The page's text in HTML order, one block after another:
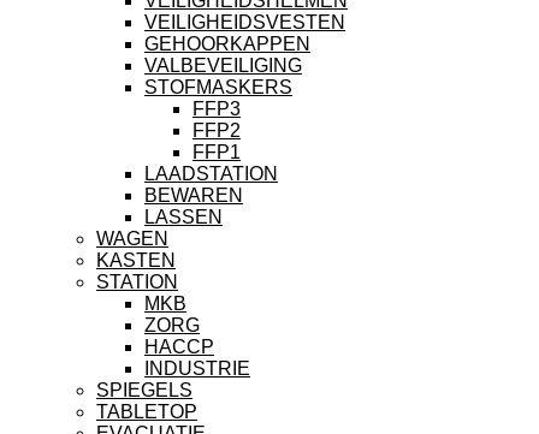
VEILIGHEIDSVESTEN
GEHOORKAPPEN
VALBEVEILIGING
STOFMASKERS
FFP3
FFP2
FFP1
LAADSTATION
BEWAREN
LASSEN
WAGEN
KASTEN
STATION
MKB
ZORG
HACCP
INDUSTRIE
SPIEGELS
TABLETOP